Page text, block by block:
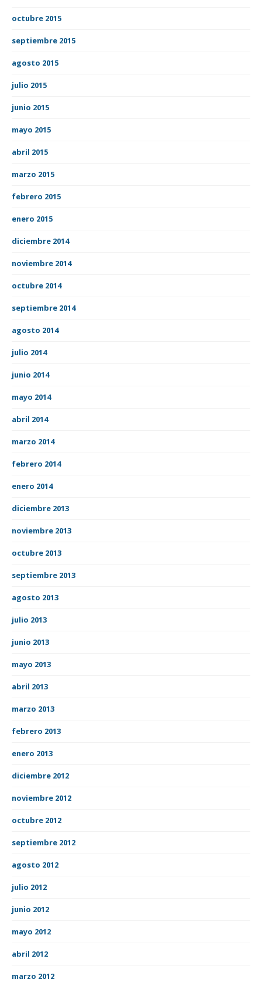
octubre 2015
septiembre 2015
agosto 2015
julio 2015
junio 2015
mayo 2015
abril 2015
marzo 2015
febrero 2015
enero 2015
diciembre 2014
noviembre 2014
octubre 2014
septiembre 2014
agosto 2014
julio 2014
junio 2014
mayo 2014
abril 2014
marzo 2014
febrero 2014
enero 2014
diciembre 2013
noviembre 2013
octubre 2013
septiembre 2013
agosto 2013
julio 2013
junio 2013
mayo 2013
abril 2013
marzo 2013
febrero 2013
enero 2013
diciembre 2012
noviembre 2012
octubre 2012
septiembre 2012
agosto 2012
julio 2012
junio 2012
mayo 2012
abril 2012
marzo 2012